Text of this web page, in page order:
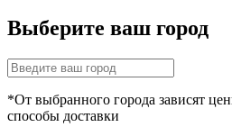
Выберите ваш город
*От выбранного города зависят
способы доставки